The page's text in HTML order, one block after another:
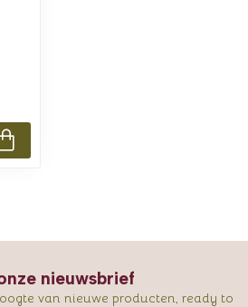
nieuwsbrief
van nieuwe producten, ready to